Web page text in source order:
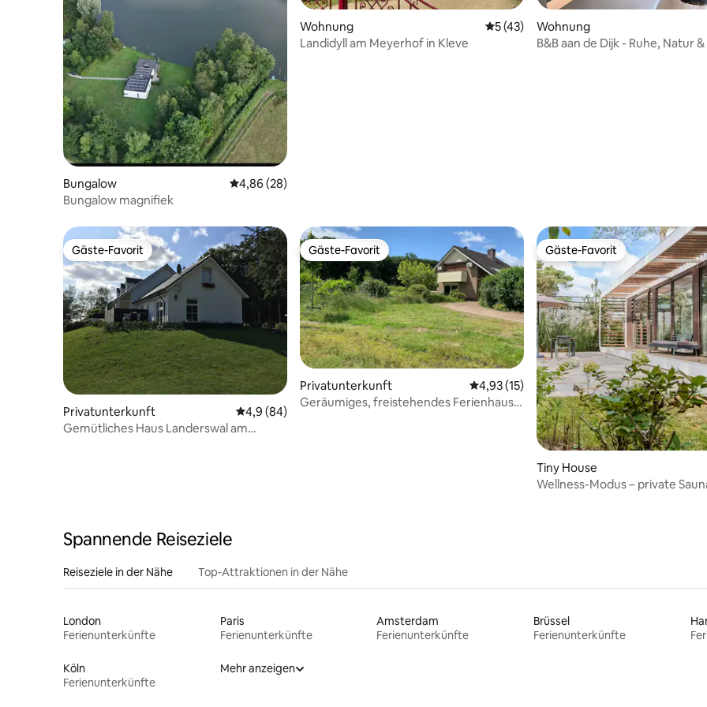
Bungalow Durchschnittliche Bewertung: 4,86 von 5, 28 Bewertungen
4,86 (28)
Bungalow magnifiek
Wohnung Durchschnittliche Bewertung: 5 von 5,
5 (43)
Landidyll am Meyerhof in Kleve
Wohnung
B&B aan de Dijk - Ruhe, Natur
Gäste-Favorit
Gäste-Favorit
Privatunterkunft Durchschnittliche Bewertung: 4,9 von 5, 84 Bewertungen
4,9 (84)
Gemütliches Haus Landerswal am
Gäste-Favorit
Gäste-Favorit
Privatunterkunft Durchschnittliche Bewertung: 4,93 von 5,
4,93 (15)
Geräumiges, freistehendes Ferienhaus
Gäste-Favorit
Gäste-Favorit
Tiny House
Wellness-Modus – private
Spannende Reiseziele
Reiseziele in der Nähe Top-Attraktionen in der Nähe
London
Ferienunterkünfte
Paris
Ferienunterkünfte
Amsterdam
Ferienunterkünfte
Brüssel
Ferienunterkünfte
Köln
Ferienunterkünfte
Mehr anzeigen